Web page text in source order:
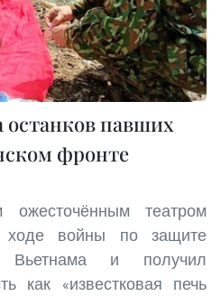
останков павших
фронте
театром
ходе войны по защите
Вьетнама и получил
как «известковая печь